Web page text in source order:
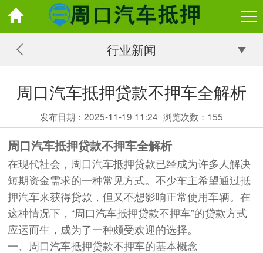
行业新闻
周口汽车抵押贷款不押车全解析
发布日期：2025-11-19 11:24 浏览次数： 155
周口汽车抵押贷款不押车全解析
在现代社会，周口汽车抵押贷款已经成为许多人解决
短期资金需求的一种常见方式。不少车主希望通过抵
押汽车来获得贷款，但又不想影响正常使用车辆。在
这种情况下，“周口汽车抵押贷款不押车”的贷款方式
应运而生，成为了一种颇受欢迎的选择。
一、周口汽车抵押贷款不押车的基本概念